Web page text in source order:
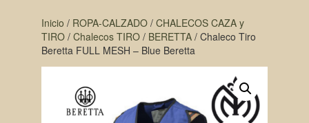
Inicio / ROPA-CALZADO/ CHALECOS CAZA y
TIRO/ Chalecos TIRO/ BERETTA/ Chaleco Tiro
Beretta FULL MESH – Blue Beretta